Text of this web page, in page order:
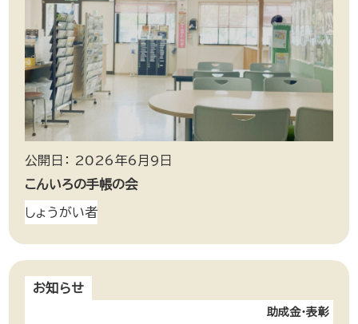
公開日： 2026年6月9日
こんいろの手帳の会
しょうがい者
お知らせ
助成金・表彰